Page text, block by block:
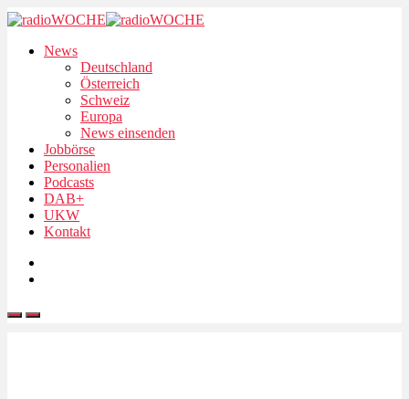
News
Deutschland
Österreich
Schweiz
Europa
News einsenden
Jobbörse
Personalien
Podcasts
DAB+
UKW
Kontakt